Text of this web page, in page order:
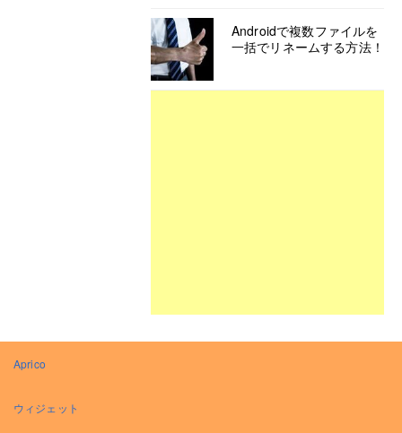
Androidで複数ファイルを
一括でリネームする方法！
Aprico
ウィジェット